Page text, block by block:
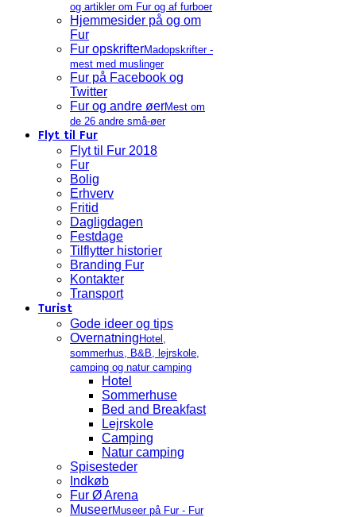
og artikler om Fur og af furboer
Hjemmesider på og om
Fur
Fur opskrifterMadopskrifter -
mest med muslinger
Fur på Facebook og
Twitter
Fur og andre øerMest om
de 26 andre små-øer
Flyt til Fur
Flyt til Fur 2018
Fur
Bolig
Erhverv
Fritid
Dagligdagen
Festdage
Tilflytter historier
Branding Fur
Kontakter
Transport
Turist
Gode ideer og tips
Overnatning Hotel,
sommerhus, B&B, lejrskole,
camping og natur camping
Hotel
Sommerhuse
Bed and Breakfast
Lejrskole
Camping
Natur camping
Spisesteder
Indkøb
Fur Ø Arena
MuseerMuseer på Fur - Fur